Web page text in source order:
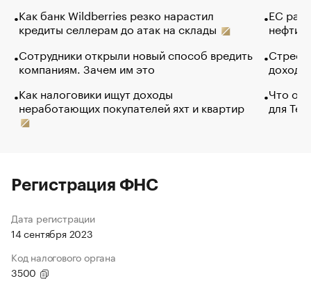
Как банк Wildberries резко нарастил
кредиты селлерам до атак на склады
Сотрудники открыли новый способ вредить
компаниям. Зачем им это
Как налоговики ищут доходы
неработающих покупателей яхт и квартир
ЕС
нефти
Что
для
Регистрация ФНС
Дата регистрации
14 сентября 2023
Код налогового органа
3500